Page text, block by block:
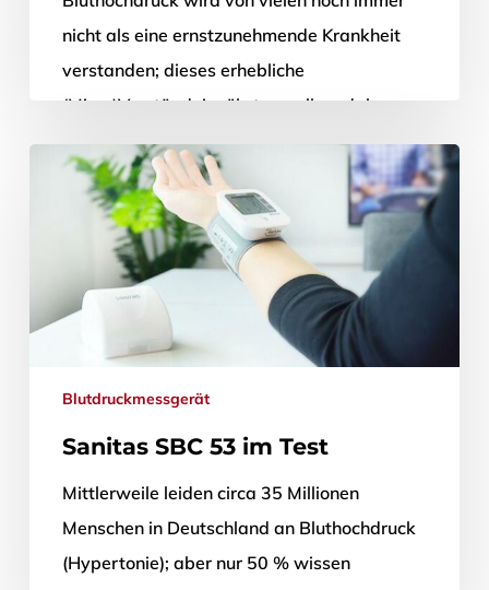
nicht als eine ernstzunehmende Krankheit
verstanden; dieses erhebliche
(Miss-)Verständnis rührt vor allem daher,
dass viele Bluthochdruckpatientinnen und -
patienten keine…
11. Januar 2017
Blutdruckmessgerät
Sanitas SBC 53 im Test
Mittlerweile leiden circa 35 Millionen
Menschen in Deutschland an Bluthochdruck
(Hypertonie); aber nur 50 % wissen